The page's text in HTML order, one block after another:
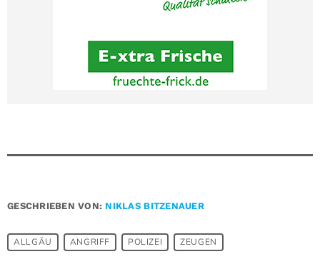
GESCHRIEBEN VON: NIKLAS BITZENAUER
ALLGÄU ANGRIFF POLIZEI ZEUGEN